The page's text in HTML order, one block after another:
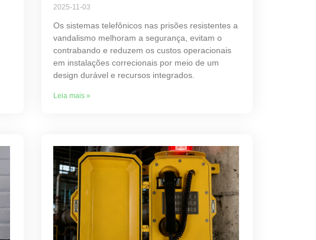
2025-11-03
Os sistemas telefônicos nas prisões resistentes a
vandalismo melhoram a segurança, evitam o
contrabando e reduzem os custos operacionais
em instalações correcionais por meio de um
design durável e recursos integrados.
Leia mais »